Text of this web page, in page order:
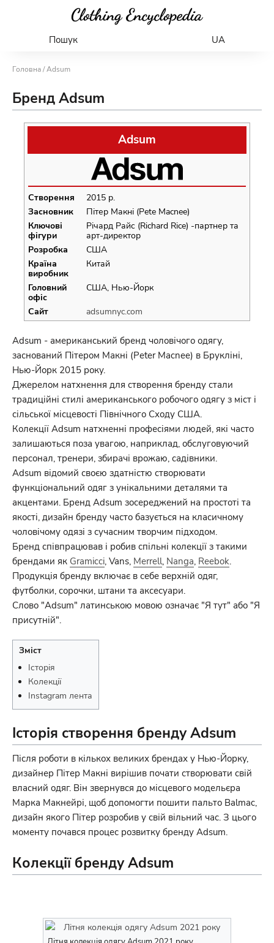
Пошук UA
Головна/ Adsum
Бренд Adsum
Adsum
Створення
2015 р.
Засновник
Пітер Макні (Pete Macnee)
Ключові
фігури
Річард Райс (Richard Rice) -партнер та
арт-директор
Розробка
США
Країна
виробник
Китай
Головний
офіс
США, Нью-Йорк
Сайт adsumnyc.com
Adsum - американський бренд чоловічого одягу,
заснований Пітером Макні (Peter Macnee) в Брукліні,
Нью-Йорк 2015 року.
Джерелом натхнення для створення бренду стали
традиційні стилі американського робочого одягу з міст і
сільської місцевості Північного Сходу США.
Колекції Adsum натхненні професіями людей, які часто
залишаються поза увагою, наприклад, обслуговуючий
персонал, тренери, збирачі врожаю, садівники.
Adsum відомий своєю здатністю створювати
функціональний одяг з унікальними деталями та
акцентами. Бренд Adsum зосереджений на простоті та
якості, дизайн бренду часто базується на класичному
чоловічому одязі з сучасним творчим підходом.
Бренд співпрацював і робив спільні колекції з такими
брендами як Gramicci, Vans, Merrell, Nanga, Reebok.
Продукція бренду включає в себе верхній одяг,
футболки, сорочки, штани та аксесуари.
Слово "Adsum" латинською мовою означає "Я тут" або "Я
присутній".
Зміст
Історія
Колекції
Instagram лента
Історія створення бренду Adsum
Після роботи в кількох великих брендах у Нью-Йорку,
дизайнер Пітер Макні вирішив почати створювати свій
власний одяг. Він звернувся до місцевого модельєра
Марка Макнейрі, щоб допомогти пошити пальто Balmac,
дизайн якого Пітер розробив у свій вільний час. З цього
моменту почався процес розвитку бренду Adsum.
Колекції бренду Adsum